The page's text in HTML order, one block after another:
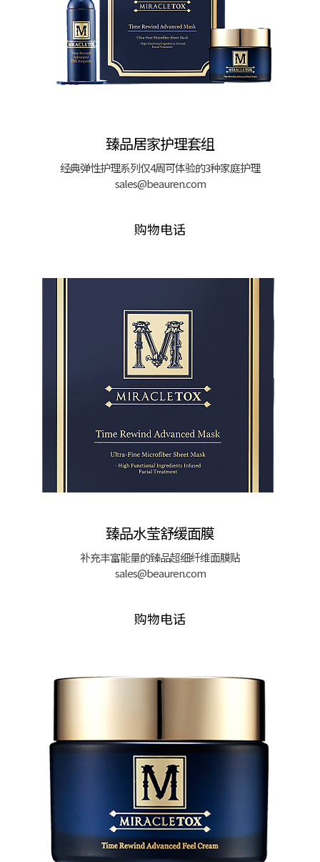
臻品居家护理套组
经典弹性护理系列仅4周可体验的3种家庭护理
sales@beauren.com
购物电话
臻品水莹舒缓面膜
补充丰富能量的臻品超细纤维面膜贴
sales@beauren.com
购物电话